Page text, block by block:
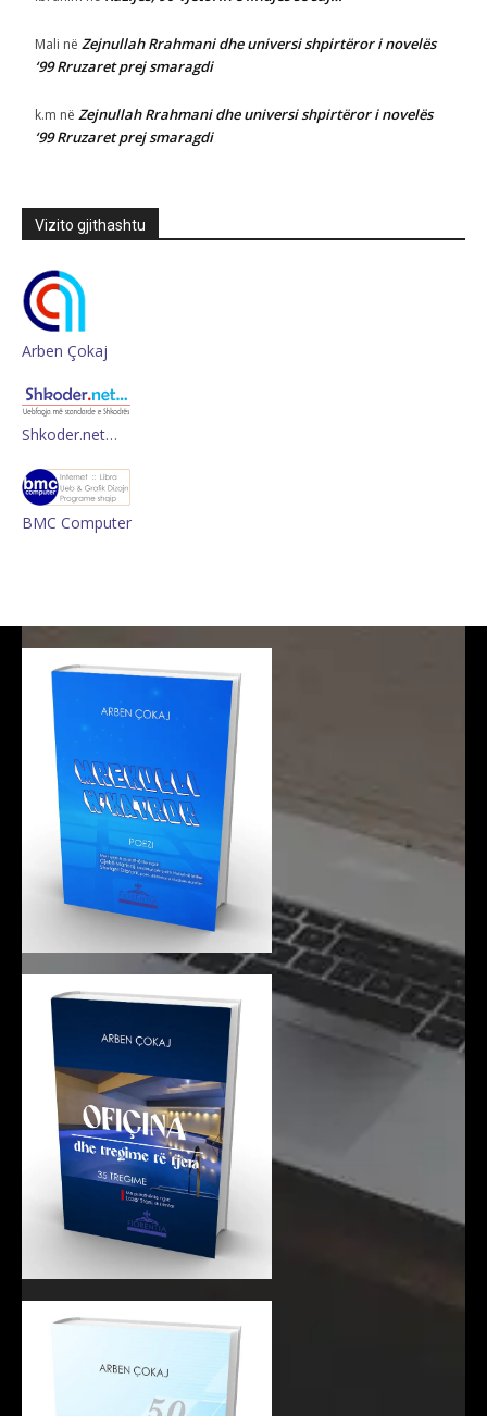
Mali në Zejnullah Rrahmani dhe universi shpirtëror i novelës
‘99 Rruzaret prej smaragdi
k.m në Zejnullah Rrahmani dhe universi shpirtëror i novelës
‘99 Rruzaret prej smaragdi
Vizito gjithashtu
Arben Çokaj
Shkoder.net…
BMC Computer